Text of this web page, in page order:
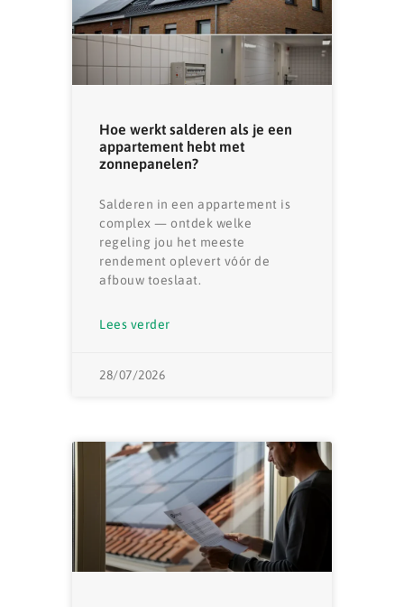
Hoe werkt salderen als je een
appartement hebt met
zonnepanelen?
Salderen in een appartement is
complex — ontdek welke
regeling jou het meeste
rendement oplevert vóór de
afbouw toeslaat.
Lees verder
28/07/2026